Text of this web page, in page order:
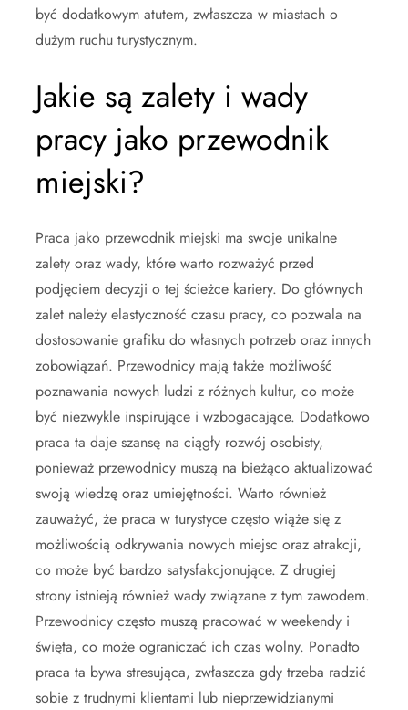
być dodatkowym atutem, zwłaszcza w miastach o
dużym ruchu turystycznym.
Jakie są zalety i wady
pracy jako przewodnik
miejski?
Praca jako przewodnik miejski ma swoje unikalne
zalety oraz wady, które warto rozważyć przed
podjęciem decyzji o tej ścieżce kariery. Do głównych
zalet należy elastyczność czasu pracy, co pozwala na
dostosowanie grafiku do własnych potrzeb oraz innych
zobowiązań. Przewodnicy mają także możliwość
poznawania nowych ludzi z różnych kultur, co może
być niezwykle inspirujące i wzbogacające. Dodatkowo
praca ta daje szansę na ciągły rozwój osobisty,
ponieważ przewodnicy muszą na bieżąco aktualizować
swoją wiedzę oraz umiejętności. Warto również
zauważyć, że praca w turystyce często wiąże się z
możliwością odkrywania nowych miejsc oraz atrakcji,
co może być bardzo satysfakcjonujące. Z drugiej
strony istnieją również wady związane z tym zawodem.
Przewodnicy często muszą pracować w weekendy i
święta, co może ograniczać ich czas wolny. Ponadto
praca ta bywa stresująca, zwłaszcza gdy trzeba radzić
sobie z trudnymi klientami lub nieprzewidzianymi